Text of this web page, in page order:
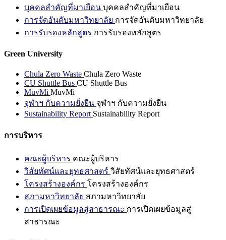
บุคคลสำคัญที่มาเยือน บุคคลสำคัญที่มาเยือน
การจัดอันดับมหาวิทยาลัย การจัดอันดับมหาวิทยาลัย
การรับรองหลักสูตร การรับรองหลักสูตร
Green University
Chula Zero Waste Chula Zero Waste
CU Shuttle Bus CU Shuttle Bus
MuvMi MuvMi
จุฬาฯ กับความยั่งยืน จุฬาฯ กับความยั่งยืน
Sustainability Report Sustainability Report
การบริหาร
คณะผู้บริหาร คณะผู้บริหาร
วิสัยทัศน์และยุทธศาสตร์ วิสัยทัศน์และยุทธศาสตร์
โครงสร้างองค์กร โครงสร้างองค์กร
สภามหาวิทยาลัย สภามหาวิทยาลัย
การเปิดเผยข้อมูลสู่สาธารณะ การเปิดเผยข้อมูลสู่
สาธารณะ